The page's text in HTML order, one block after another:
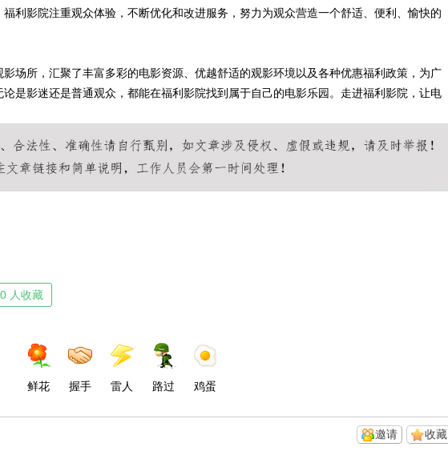
利影院注重观众体验，不断优化和改进服务，努力为观众营造一个舒适、便利、愉快的
场所，汇聚了丰富多彩的电影资源、优越舒适的观影环境以及各种优惠福利政策，为广
是影迷还是普通观众，都能在福利影院找到属于自己的电影乐园。走进福利影院，让电
人收藏
鲜花 握手 雷人 路过 鸡蛋
收藏
邀请